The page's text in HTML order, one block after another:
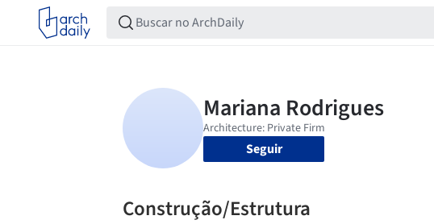
Seguir
Construção/Estrutura